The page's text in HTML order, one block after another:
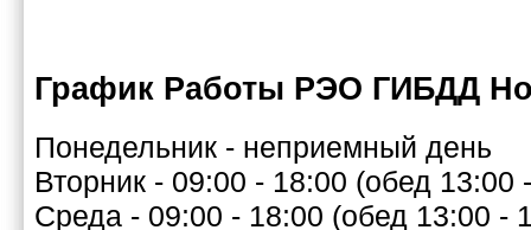
График Работы РЭО ГИБДД
Понедельник - неприемный день
Вторник - 09:00 - 18:00 (обед 13:00
Среда - 09:00 - 18:00 (обед 13:00 -